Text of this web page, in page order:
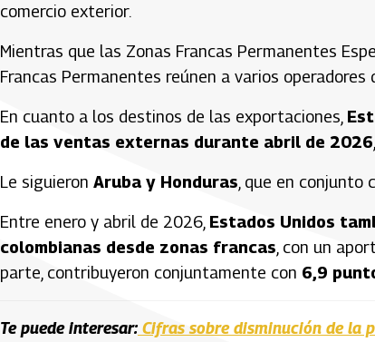
comercio exterior.
Mientras que las Zonas Francas Permanentes
Francas Permanentes reúnen a varios operadores
En cuanto a los destinos de las exportaciones,
de las ventas externas durante abril de 2026
Le siguieron Aruba y Honduras , que en conjunto
Entre enero y abril de 2026, Estados Unidos
colombianas desde zonas francas , con un
parte, contribuyeron conjuntamente con 6,9
Te puede interesar: Cifras sobre disminución de la